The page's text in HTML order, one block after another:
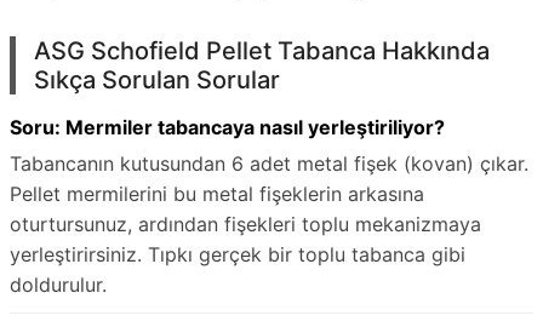
ASG Schofield Pellet Tabanca Hakkında
Sıkça Sorulan Sorular
Soru: Mermiler tabancaya nasıl yerleştiriliyor?
Tabancanın kutusundan 6 adet metal fişek (kovan) çıkar.
Pellet mermilerini bu metal fişeklerin arkasına
oturtursunuz, ardından fişekleri toplu mekanizmaya
yerleştirirsiniz. Tıpkı gerçek bir toplu tabanca gibi
doldurulur.